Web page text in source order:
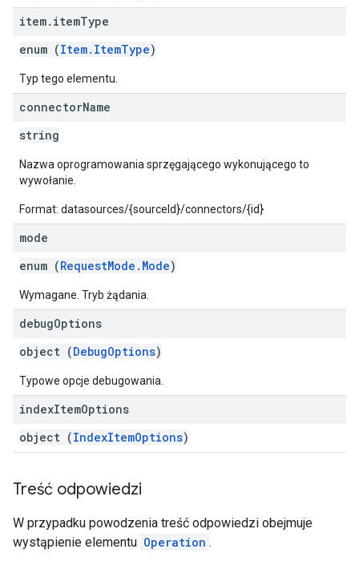
item. itemType
enum (Item.ItemType)
Typ tego elementu.
connectorName
string
Nazwa oprogramowania sprzęgającego wykonującego to
wywołanie.
Format: datasources/{sourceId}/connectors/{id}
mode
enum (RequestMode.Mode)
Wymagane. Tryb żądania.
debugOptions
object (DebugOptions)
Typowe opcje debugowania.
indexItemOptions
object (IndexItemOptions)
Treść odpowiedzi
W przypadku powodzenia treść odpowiedzi obejmuje
wystąpienie elementu Operation .